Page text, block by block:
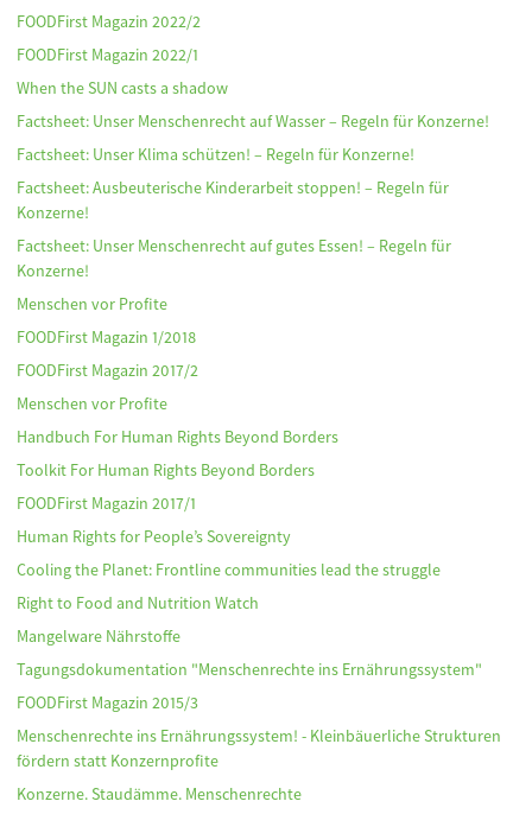
FOODFirst Magazin 2022/2
FOODFirst Magazin 2022/1
When the SUN casts a shadow
Factsheet: Unser Menschenrecht auf Wasser – Regeln für Konzerne!
Factsheet: Unser Klima schützen! – Regeln für Konzerne!
Factsheet: Ausbeuterische Kinderarbeit stoppen! – Regeln für
Konzerne!
Factsheet: Unser Menschenrecht auf gutes Essen! – Regeln für
Konzerne!
Menschen vor Profite
FOODFirst Magazin 1/2018
FOODFirst Magazin 2017/2
Menschen vor Profite
Handbuch For Human Rights Beyond Borders
Toolkit For Human Rights Beyond Borders
FOODFirst Magazin 2017/1
Human Rights for People’s Sovereignty
Cooling the Planet: Frontline communities lead the struggle
Right to Food and Nutrition Watch
Mangelware Nährstoffe
Tagungsdokumentation "Menschenrechte ins Ernährungssystem"
FOODFirst Magazin 2015/3
Menschenrechte ins Ernährungssystem! - Kleinbäuerliche Strukturen
fördern statt Konzernprofite
Konzerne. Staudämme. Menschenrechte